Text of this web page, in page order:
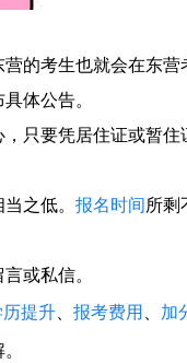
的考生也就会在东营
体公告。
只要凭居住证或暂住
之低。 报名时间 所剩
或私信。
历提升 报考费用 加